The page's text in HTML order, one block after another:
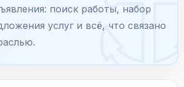
поиск работы, набор
услуг и всё, что связано